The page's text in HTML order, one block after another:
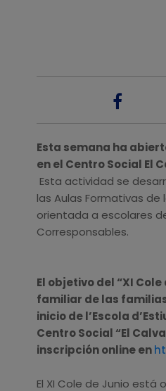
Esta semana ha
en el Centro Social El
Esta actividad se
las Aulas Formativas
orientada a escolares
Corresponsables.
El objetivo del “XI
familiar de las
inicio de l’Escola
Centro Social “El
inscripción online en
El XI Cole de Junio